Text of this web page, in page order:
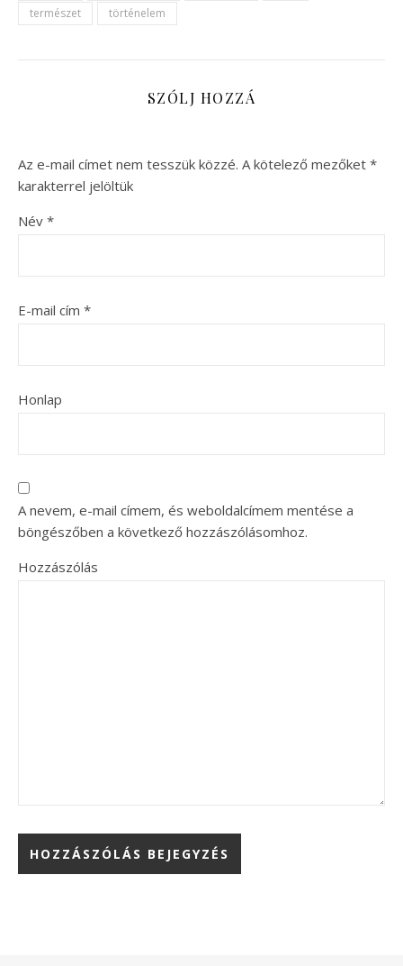
természet
történelem
SZÓLJ HOZZÁ
Az e-mail címet nem tesszük közzé. A kötelező mezőket *
karakterrel jelöltük
Név *
E-mail cím *
Honlap
A nevem, e-mail címem, és weboldalcímem mentése a
böngészőben a következő hozzászólásomhoz.
Hozzászólás